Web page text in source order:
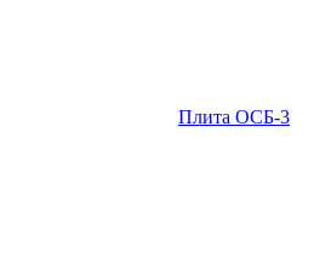
Плита ОСБ-3